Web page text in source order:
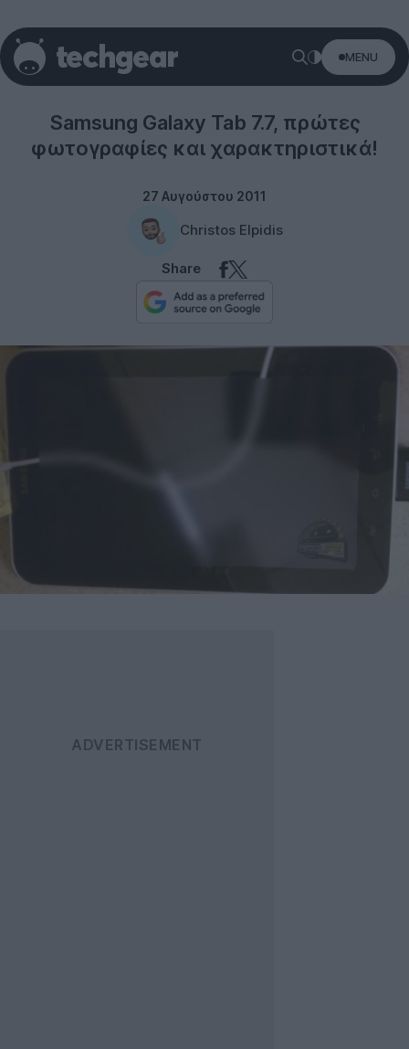
MENU
Samsung Galaxy Tab 7.7, πρώτες
φωτογραφίες και χαρακτηριστικά!
27 Αυγούστου 2011
Christos Elpidis
Share